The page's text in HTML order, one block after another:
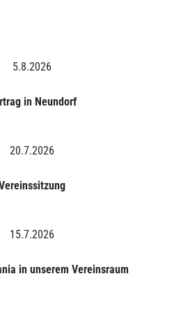
5.8.2026
in Neundorf
20.7.2026
15.7.2026
in unserem Vereinsraum